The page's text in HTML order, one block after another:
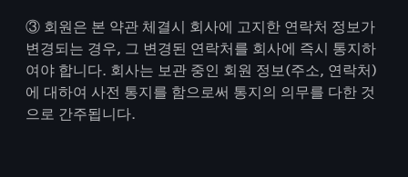
③ 회원은 본 약관 체결시 회사에 고지한 연락처 정보가
변경되는 경우, 그 변경된 연락처를 회사에 즉시 통지하
여야 합니다. 회사는 보관 중인 회원 정보(주소, 연락처)
에 대하여 사전 통지를 함으로써 통지의 의무를 다한 것
으로 간주됩니다.